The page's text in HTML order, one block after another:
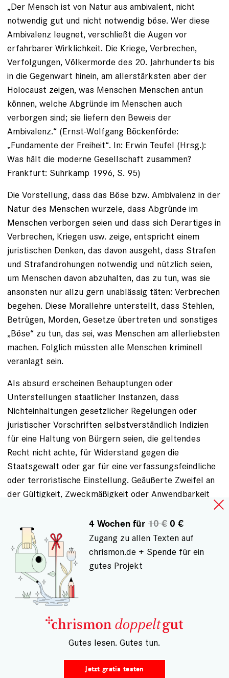
„Der Mensch ist von Natur aus ambivalent, nicht
notwendig gut und nicht notwendig böse. Wer diese
Ambivalenz leugnet, verschließt die Augen vor
erfahrbarer Wirklichkeit. Die Kriege, Verbrechen,
Verfolgungen, Völkermorde des 20. Jahrhunderts bis
in die Gegenwart hinein, am allerstärksten aber der
Holocaust zeigen, was Menschen Menschen antun
können, welche Abgründe im Menschen auch
verborgen sind; sie liefern den Beweis der
Ambivalenz.“ (Ernst-Wolfgang Böckenförde:
„Fundamente der Freiheit“. In: Erwin Teufel (Hrsg.):
Was hält die moderne Gesellschaft zusammen?
Frankfurt: Suhrkamp 1996, S. 95)
Die Vorstellung, dass das Böse bzw. Ambivalenz in der
Natur des Menschen wurzele, dass Abgründe im
Menschen verborgen seien und dass sich Derartiges in
Verbrechen, Kriegen usw. zeige, entspricht einem
juristischen Denken, das davon ausgeht, dass Strafen
und Strafandrohungen notwendig und nützlich seien,
um Menschen davon abzuhalten, das zu tun, was sie
ansonsten nur allzu gern unablässig täten: Verbrechen
begehen. Diese Morallehre unterstellt, dass Stehlen,
Betrügen, Morden, Gesetze übertreten und sonstiges
„Böse“ zu tun, das sei, was Menschen am allerliebsten
machen. Folglich müssten alle Menschen kriminell
veranlagt sein.
Als absurd erscheinen Behauptungen oder
Unterstellungen staatlicher Instanzen, dass
Nichteinhaltungen gesetzlicher Regelungen oder
juristischer Vorschriften selbstverständlich Indizien
für eine Haltung von Bürgern seien, die geltendes
Recht nicht achte, für Widerstand gegen die
Staatsgewalt oder gar für eine verfassungsfeindliche
oder terroristische Einstellung. Geäußerte Zweifel an
der Gültigkeit, Zweckmäßigkeit oder Anwendbarkeit
Vorgehensweisen oder staatlicher administrativer
Maßnahmen lassen sich willkürlich im Sinne einer
mangelhaft- kooperativen oder gar oppositionell-
feindseligen Haltung auslegen. Die Absurdität
entsteht, sobald der allgemeine juristische Grundsatz
außer Acht gelassen wird, dass von der Unschuld
Angeklagter auszugehen ist, so lange ihnen die Tat
sowie ihr Verschulden nicht nachgewiesen werden
der Natur des Menschen“ oder „Abgründe im
4 Wochen für10 €0 €
Zugang zu allen Texten auf
chrismon.de + Spende für ein
gutes Projekt
– Gutes lesen. Gutes tun.
Jetzt gratis testen